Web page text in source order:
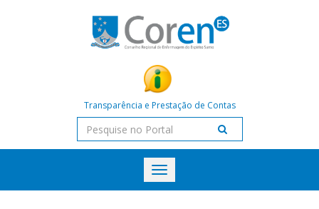
Transparência e Prestação de Contas
Toggle
navigation